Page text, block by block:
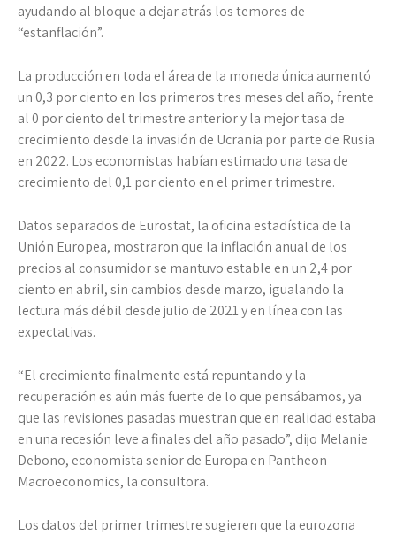
ayudando al bloque a dejar atrás los temores de
“estanflación”.
La producción en toda el área de la moneda única aumentó
un 0,3 por ciento en los primeros tres meses del año, frente
al 0 por ciento del trimestre anterior y la mejor tasa de
crecimiento desde la invasión de Ucrania por parte de Rusia
en 2022. Los economistas habían estimado una tasa de
crecimiento del 0,1 por ciento en el primer trimestre.
Datos separados de Eurostat, la oficina estadística de la
Unión Europea, mostraron que la inflación anual de los
precios al consumidor se mantuvo estable en un 2,4 por
ciento en abril, sin cambios desde marzo, igualando la
lectura más débil desde julio de 2021 y en línea con las
expectativas.
“El crecimiento finalmente está repuntando y la
recuperación es aún más fuerte de lo que pensábamos, ya
que las revisiones pasadas muestran que en realidad estaba
en una recesión leve a finales del año pasado”, dijo Melanie
Debono, economista senior de Europa en Pantheon
Macroeconomics, la consultora.
Los datos del primer trimestre sugieren que la eurozona